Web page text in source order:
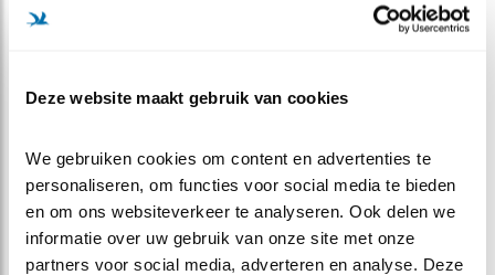
Deze website maakt gebruik van cookies
We gebruiken cookies om content en advertenties te
personaliseren, om functies voor social media te bieden
en om ons websiteverkeer te analyseren. Ook delen we
informatie over uw gebruik van onze site met onze
partners voor social media, adverteren en analyse. Deze
op veel plekken in Nederland is dat vanwege
kunnen niet wachten op een verandering van
Vind ik leuk
Bewaar deze blog
MEER OVER
Boerenlandvogels
Alle